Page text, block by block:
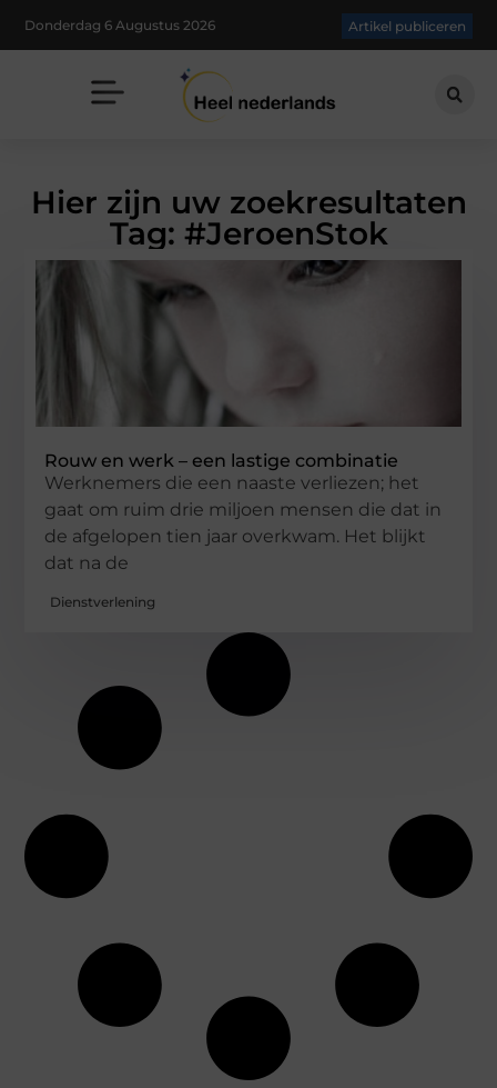
Donderdag 6 Augustus 2026 Artikel publiceren
Hier zijn uw zoekresultaten
Tag: #JeroenStok
Rouw en werk – een lastige combinatie
Werknemers die een naaste verliezen; het
gaat om ruim drie miljoen mensen die dat in
de afgelopen tien jaar overkwam. Het blijkt
dat na de
Dienstverlening